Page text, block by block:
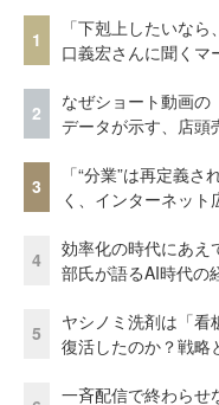
1
「下剋上したいな
口義宏さんに聞くマ
2
なぜショート動画の
データが示す、店頭
3
「“分業”は再定義
く、インターネット
4
効率化の時代にあ
部氏が語るAI時代の
5
ヤシノミ洗剤は「看
復活したのか？戦略
一斉配信で終わらせ